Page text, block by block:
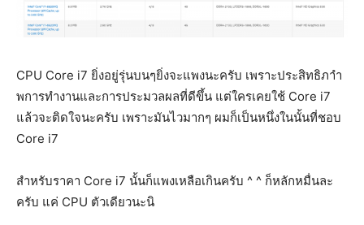
CPU Core i7 ยิ่งอยู่รุ่นบนๆยิ่งจะแพงนะครับ เพราะประสิทธิภาำ
พการทำงานและการประมวลผลที่ดีขึ้น แต่ใครเคยใช้ Core i7
แล้วจะติดใจนะครับ เพราะมันไวมากๆ ผมก็เป็นหนึ่งในนั้นที่ชอบ
Core i7
สำหรับราคา Core i7 นั้นก็แพงเหลือเกินครับ ^ ^ ก็หลักหมื่นละ
ครับ แค่ CPU ตัวเดียวนะนิ